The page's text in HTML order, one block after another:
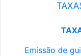
Emissão de